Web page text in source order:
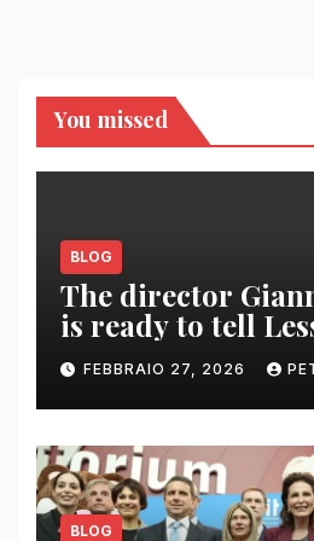
You missed
BLOG
The director
is ready to tell
FEBBRAIO 27, 2026
BLOG